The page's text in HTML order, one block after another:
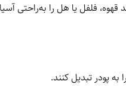
فلفل یا هل را به‌راحتی
به پودر تبدیل کنند.